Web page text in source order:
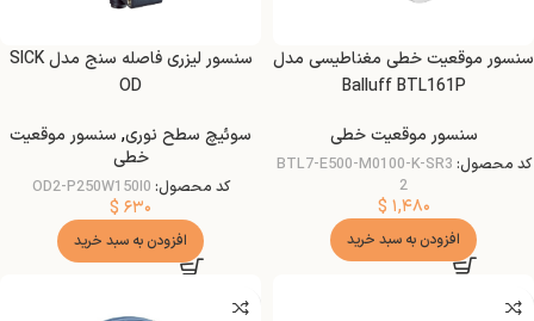
سنسور موقعیت خطی مغناطیسی مدل
Balluff BTL161P
سنسور موقعیت خطی
کد محصول: BTL7-E500-M0100-K-SR3
2
$ ۱,۴۸۰
افزودن به سبد خرید
سنسور لیزری فاصله سنج مدل SICK
OD
سوئیچ سطح نوری, سنسور موقعیت
خطی
کد محصول: OD2-P250W150I0
$ ۶۳۰
افزودن به سبد خرید